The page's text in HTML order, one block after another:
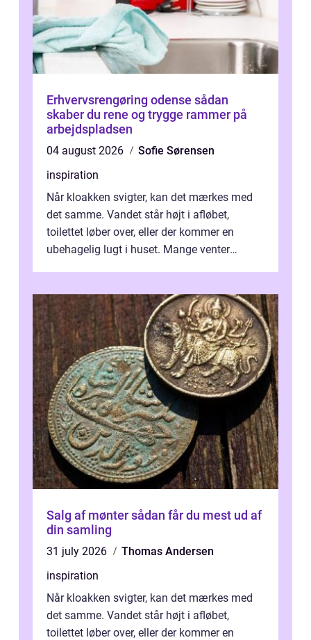
Erhvervsrengøring odense sådan
skaber du rene og trygge rammer på
arbejdspladsen
04 august 2026
Sofie Sørensen
inspiration
Når kloakken svigter, kan det mærkes med
det samme. Vandet står højt i afløbet,
toilettet løber over, eller der kommer en
ubehagelig lugt i huset. Mange venter
Salg af mønter sådan får du mest ud af
din samling
31 july 2026
Thomas Andersen
inspiration
Når kloakken svigter, kan det mærkes med
det samme. Vandet står højt i afløbet,
toilettet løber over, eller der kommer en